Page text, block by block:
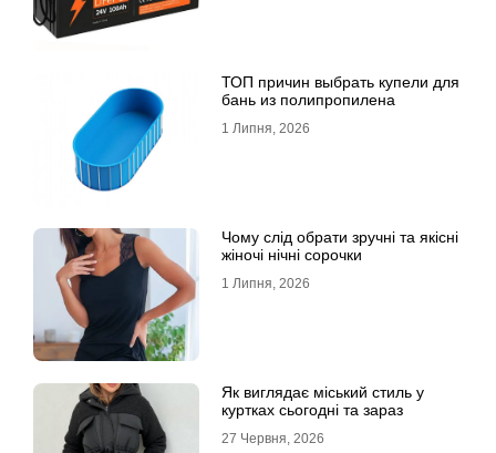
ТОП причин выбрать купели для
бань из полипропилена
1 Липня, 2026
Чому слід обрати зручні та якісні
жіночі нічні сорочки
1 Липня, 2026
Як виглядає міський стиль у
куртках сьогодні та зараз
27 Червня, 2026